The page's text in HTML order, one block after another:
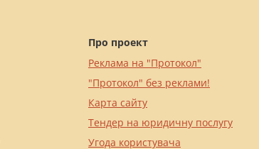
Про проект
Реклама на "Протокол"
"Протокол" без реклами!
Карта сайту
Тендер на юридичну послугу
Угода користувача